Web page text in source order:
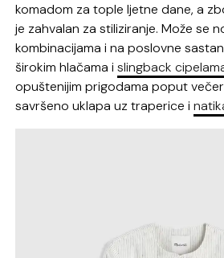
komadom za tople ljetne dane, a
je zahvalan za stiliziranje. Može se
kombinacijama i na poslovne
širokim hlačama islingback
opuštenijim prigodama poput
savršeno uklapa uz traperice i